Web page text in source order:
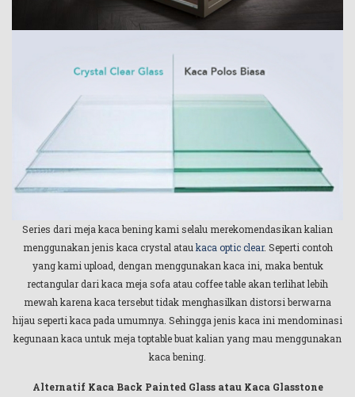
Series dari meja kaca bening kami selalu merekomendasikan kalian
menggunakan jenis kaca crystal atau kaca optic clear. Seperti contoh
yang kami upload, dengan menggunakan kaca ini, maka bentuk
rectangular dari kaca meja sofa atau coffee table akan terlihat lebih
mewah karena kaca tersebut tidak menghasilkan distorsi berwarna
hijau seperti kaca pada umumnya. Sehingga jenis kaca ini mendominasi
kegunaan kaca untuk meja toptable buat kalian yang mau menggunakan
kaca bening.
Alternatif Kaca Back Painted Glass atau Kaca Glasstone